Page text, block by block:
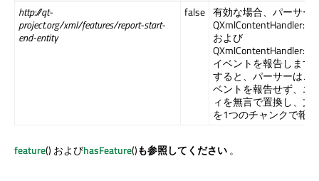
http://qt-
project.org/xml/features/report-start-
end-entity
false 有効な場合、パーサー
および
イベントを報告します
すると、パーサーはこ
ベントを報告せず、エ
ィを無言で置換し、文
を1つのチャンクで報
feature() およびhasFeature()も参照してください。